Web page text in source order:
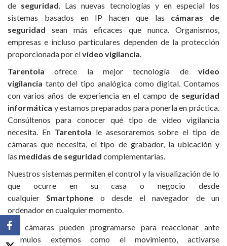
de seguridad. Las nuevas tecnologías y en especial los
sistemas basados en IP hacen que las cámaras de
seguridad sean más eficaces que nunca. Organismos,
empresas e incluso particulares dependen de la protección
proporcionada por elvideo vigilancia.
Tarentola ofrece la mejor tecnología de video
vigilancia tanto del tipo analógica como digital. Contamos
con varios años de experiencia en el campo de seguridad
informática y estamos preparados para ponerla en práctica.
Consúltenos para conocer qué tipo de video vigilancia
necesita. En Tarentola le asesoraremos sobre el tipo de
cámaras que necesita, el tipo de grabador, la ubicación y
las medidas de seguridad complementarias.
Nuestros sistemas permiten el control y la visualización de lo
que ocurre en su casa o negocio desde
cualquierSmartphone o desde el navegador de un
ordenador en cualquier momento.
Las cámaras pueden programarse para reaccionar ante
estímulos externos como el movimiento, activarse